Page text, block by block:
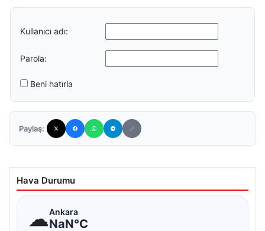
Kullanıcı adı:
Parola:
Beni hatırla
Paylaş:
Hava Durumu
☁Ankara
NaN°C